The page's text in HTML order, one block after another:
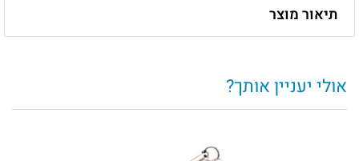
תיאור מוצר
אולי יעניין אותך?